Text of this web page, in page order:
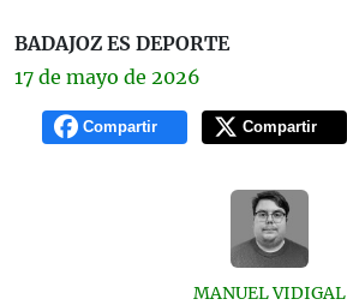
BADAJOZ ES DEPORTE
17 de mayo de 2026
Compartir Compartir
MANUEL VIDIGAL